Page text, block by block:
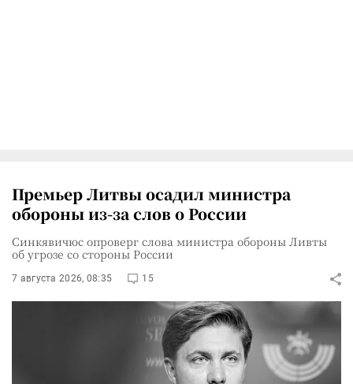
Премьер Литвы осадил министра
обороны из-за слов о России
Синкявичюс опроверг слова министра обороны Ливты
об угрозе со стороны России
7 августа 2026, 08:35 15